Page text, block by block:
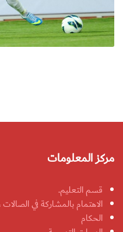
مركز المعلومات
قسم التعليم.
الاهتمام بالمشاركة في
الحكام